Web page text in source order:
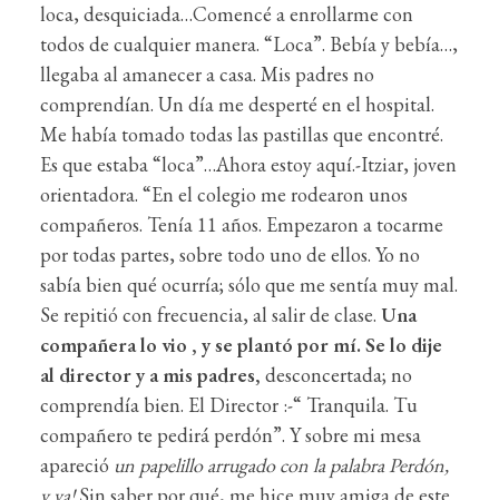
loca, desquiciada…Comencé a enrollarme con
todos de cualquier manera. “Loca”. Bebía y bebía…,
llegaba al amanecer a casa. Mis padres no
comprendían. Un día me desperté en el hospital.
Me había tomado todas las pastillas que encontré.
Es que estaba “loca”…Ahora estoy aquí.-Itziar, joven
orientadora. “En el colegio me rodearon unos
compañeros. Tenía 11 años. Empezaron a tocarme
por todas partes, sobre todo uno de ellos. Yo no
sabía bien qué ocurría; sólo que me sentía muy mal.
Se repitió con frecuencia, al salir de clase. Una
compañera lo vio , y se plantó por mí. Se lo dije
al director y a mis padres, desconcertada; no
comprendía bien. El Director :-“ Tranquila. Tu
compañero te pedirá perdón”. Y sobre mi mesa
apareció un papelillo arrugado con la palabra Perdón,